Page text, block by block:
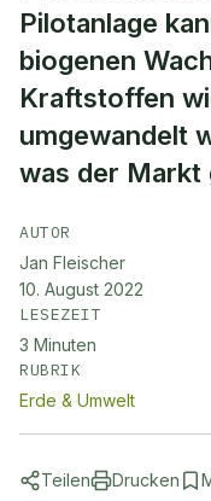
Pilotanlage
biogenen
Kraftstoffen
umgewandelt
was der Markt
AUTOR
Jan Fleischer
10. August 2022
LESEZEIT
3 Minuten
RUBRIK
Erde & Umwelt
Teilen Drucken